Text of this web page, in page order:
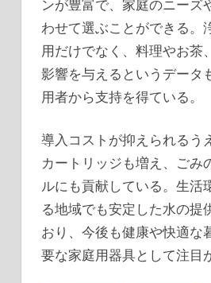
ンが豊富で、家庭のニーズ
わせて選ぶことができる。
用だけでなく、料理やお茶
影響を与えるというデータ
用者から支持を得ている。
導入コストが抑えられるう
カートリッジも増え、ごみ
ルにも貢献している。生活
る地域でも安定した水の提
おり、今後も健康や快適な
要な家庭用器具として注目